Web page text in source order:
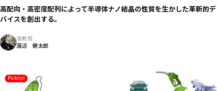
高配向・高密度配列によって半導体ナノ結晶の性質を生かした革新的デ
バイスを創出する。
准教授
渡辺 健太郎
PickUp!